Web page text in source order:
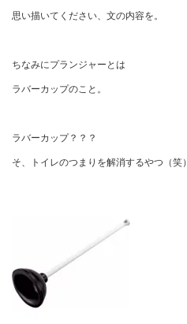
思い描いてください、文の内容を。
ちなみにプランジャーとは
ラバーカップのこと。
ラバーカップ？？？
そ、トイレのつまりを解消するやつ（笑）